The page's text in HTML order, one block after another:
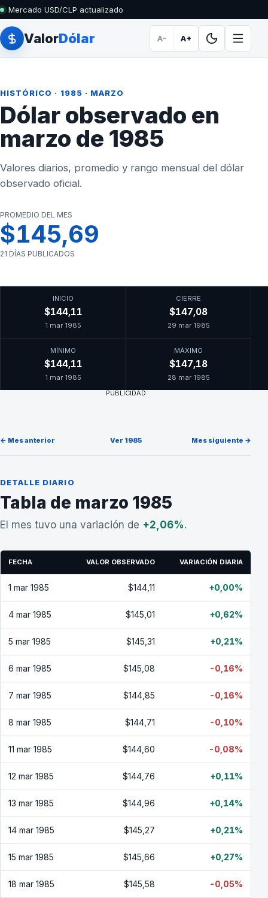
Mercado USD/CLP actualizado
ValorDólar A- A+
HISTÓRICO · 1985 · MARZO
Dólar observado en
marzo de 1985
Valores diarios, promedio y rango mensual del dólar
observado oficial.
PROMEDIO DEL MES
$145,69
21 DÍAS PUBLICADOS
INICIO
$144,11
1 mar 1985
CIERRE
$147,08
29 mar 1985
MÍNIMO
$144,11
1 mar 1985
MÁXIMO
$147,18
28 mar 1985
PUBLICIDAD
← Mes anterior Ver 1985 Mes siguiente →
DETALLE DIARIO
Tabla de marzo 1985
El mes tuvo una variación de +2,06%.
FECHA VALOR OBSERVADO VARIACIÓN DIARIA
1 mar 1985 $144,11 +0,00%
4 mar 1985 $145,01 +0,62%
5 mar 1985 $145,31 +0,21%
6 mar 1985 $145,08 -0,16%
7 mar 1985 $144,85 -0,16%
8 mar 1985 $144,71 -0,10%
11 mar 1985 $144,60 -0,08%
12 mar 1985 $144,76 +0,11%
13 mar 1985 $144,96 +0,14%
14 mar 1985 $145,27 +0,21%
15 mar 1985 $145,66 +0,27%
18 mar 1985 $145,58 -0,05%